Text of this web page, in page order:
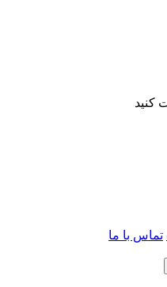
کنید
تماس با ما